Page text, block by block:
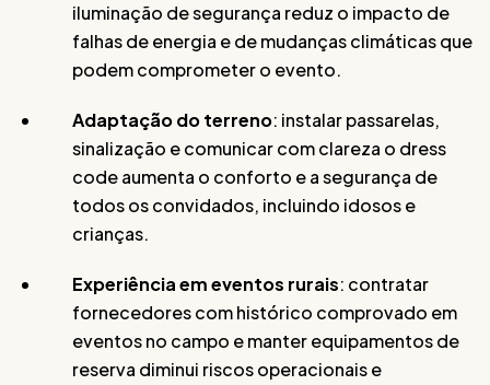
iluminação de segurança reduz o impacto de
falhas de energia e de mudanças climáticas que
podem comprometer o evento.
Adaptação do terreno: instalar passarelas,
sinalização e comunicar com clareza o dress
code aumenta o conforto e a segurança de
todos os convidados, incluindo idosos e
crianças.
Experiência em eventos rurais: contratar
fornecedores com histórico comprovado em
eventos no campo e manter equipamentos de
reserva diminui riscos operacionais e